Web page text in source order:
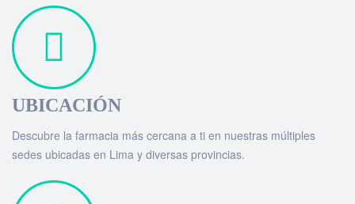
UBICACIÓN
Descubre la farmacia más cercana a ti en nuestras múltiples
sedes ubicadas en Lima y diversas provincias.